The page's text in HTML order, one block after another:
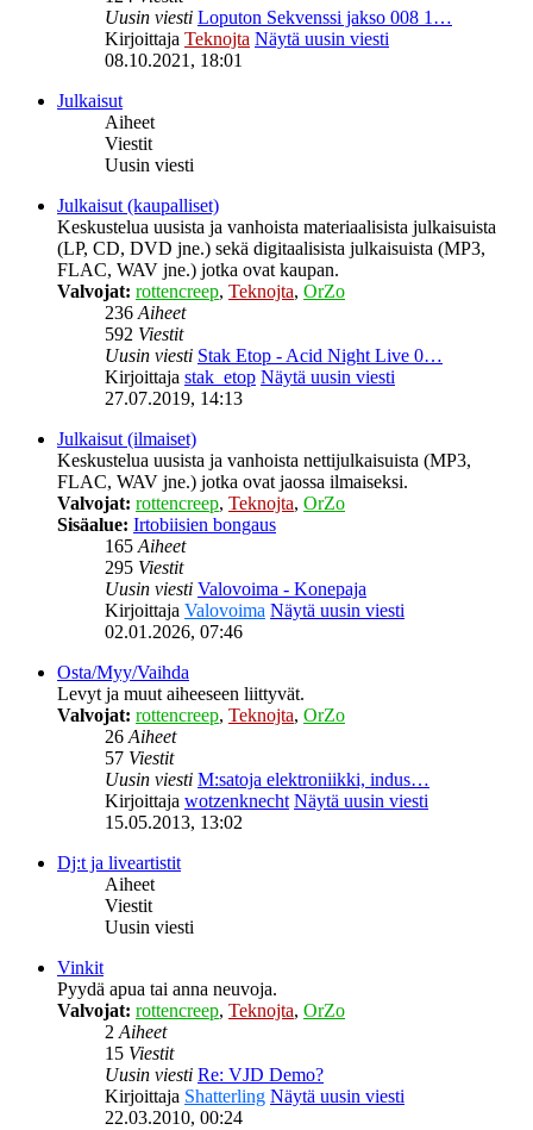
Uusin viesti Loputon Sekvenssi jakso 008 1…
Kirjoittaja Teknojta Näytä uusin viesti
08.10.2021, 18:01
Julkaisut
Aiheet
Viestit
Uusin viesti
Julkaisut (kaupalliset)
Keskustelua uusista ja vanhoista materiaalisista julkaisuista
(LP, CD, DVD jne.) sekä digitaalisista julkaisuista (MP3,
FLAC, WAV jne.) jotka ovat kaupan.
Valvojat: rottencreep, Teknojta, OrZo
236Aiheet
592 Viestit
Uusin viesti Stak Etop - Acid Night Live 0…
Kirjoittaja stak_etop Näytä uusin viesti
27.07.2019, 14:13
Julkaisut (ilmaiset)
Keskustelua uusista ja vanhoista nettijulkaisuista (MP3,
FLAC, WAV jne.) jotka ovat jaossa ilmaiseksi.
Valvojat: rottencreep, Teknojta, OrZo
Sisäalue: Irtobiisien bongaus
165Aiheet
295 Viestit
Uusin viesti Valovoima - Konepaja
Kirjoittaja Valovoima Näytä uusin viesti
02.01.2026, 07:46
Osta/Myy/Vaihda
Levyt ja muut aiheeseen liittyvät.
Valvojat: rottencreep, Teknojta, OrZo
26Aiheet
57 Viestit
Uusin viesti M:satoja elektroniikki, indus…
Kirjoittaja wotzenknecht Näytä uusin viesti
15.05.2013, 13:02
Dj:t ja liveartistit
Aiheet
Viestit
Uusin viesti
Vinkit
Pyydä apua tai anna neuvoja.
Valvojat: rottencreep, Teknojta, OrZo
2Aiheet
15 Viestit
Uusin viesti Re: VJD Demo?
Kirjoittaja Shatterling Näytä uusin viesti
22.03.2010, 00:24